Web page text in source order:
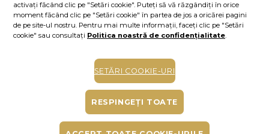
ADAUGĂ ÎN COŞ
activați făcând clic pe "Setări cookie". Puteți să vă răzgândiți în orice
moment făcând clic pe "Setări cookie" în partea de jos a oricărei pagini
de pe site-ul nostru. Pentru mai multe informații, faceți clic pe "Setări
cookie" sau consultați Politica noastră de confidențialitate.
SETĂRI COOKIE-URI
RESPINGEȚI TOATE